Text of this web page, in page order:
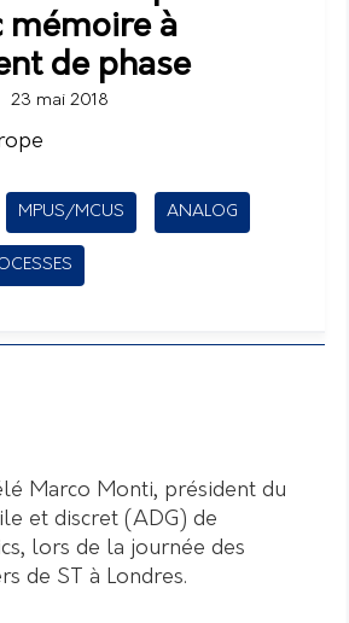
mémoire à
de phase
23 mai 2018
MPUS/MCUS ANALOG
Marco Monti, président du
et discret (ADG) de
lors de la journée des
de ST à Londres.